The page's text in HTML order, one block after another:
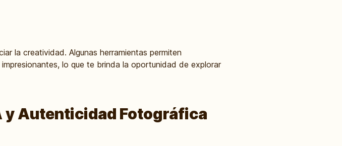
la creatividad. Algunas herramientas permiten
lo que te brinda la oportunidad de explorar
y Autenticidad Fotográfica